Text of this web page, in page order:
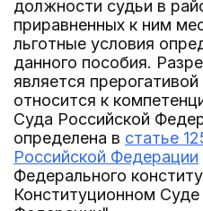
должности судьи в
приравненных к ним
льготные условия
данного пособия.
является
относится к
Суда Российской
определена в статье
Российской Федерации
Федерального
Конституционном Суде